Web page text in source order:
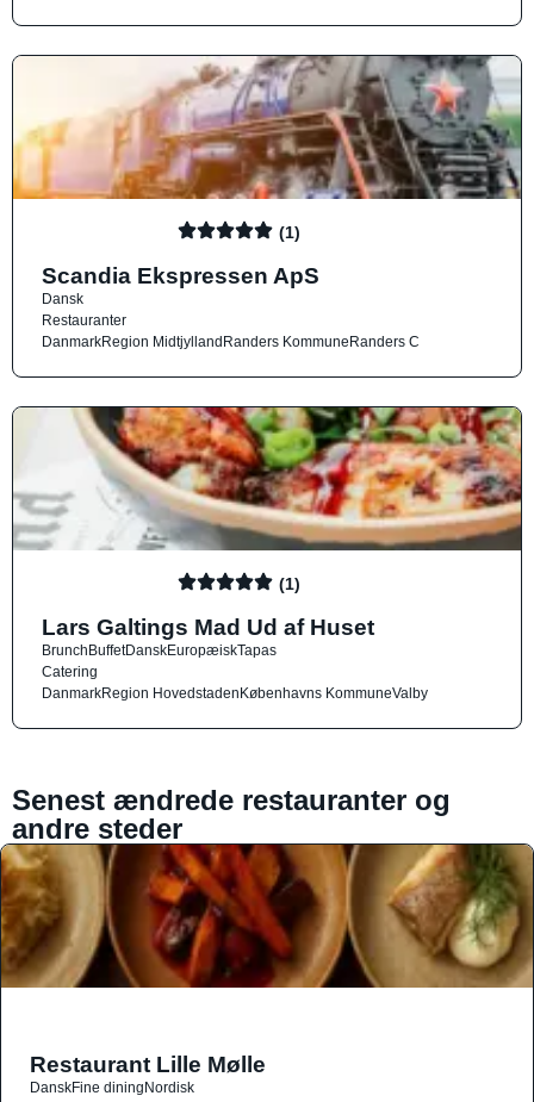
(1)
Scandia Ekspressen ApS
Dansk
Restauranter
DanmarkRegion MidtjyllandRanders KommuneRanders C
(1)
Lars Galtings Mad Ud af Huset
BrunchBuffetDanskEuropæiskTapas
Catering
DanmarkRegion HovedstadenKøbenhavns KommuneValby
Senest ændrede restauranter og
andre steder
Restaurant Lille Mølle
DanskFine diningNordisk